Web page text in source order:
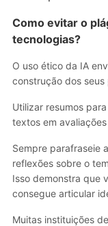
Como evitar o
tecnologias?
O uso ético da IA
construção dos seus
Utilizar resumos
textos em
Sempre parafraseie
reflexões sobre o
Isso demonstra que
consegue articular
Muitas instituições